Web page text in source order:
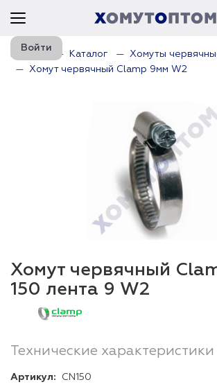
Войти
Главная Каталог
Хомуты
Хомут червячный Clamp 9мм W2
Хомут червячный
150 лента 9 W2
Технические характеристики
Артикул: CN150